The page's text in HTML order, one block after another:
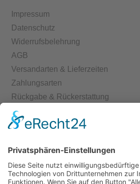
Impressum
Datenschutz
Widerrufsbelehrung
AGB
Versandarten & Lieferzeiten
Zahlungsarten
Rückgabe & Rückerstattung
Echtheit von Bewertungen
Kontakt
Shop
Mein Konto